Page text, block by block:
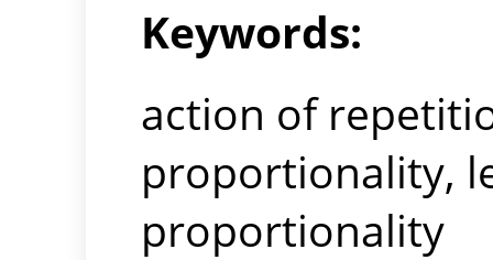
Keywords:
action of
proportionality,
proportionality